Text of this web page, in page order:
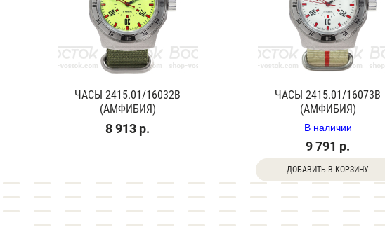
ЧАСЫ 2415.01/16032В
(АМФИБИЯ)
8 913 р.
ЧАСЫ 2415.01/16073В
(АМФИБИЯ)
В наличии
9 791 р.
ДОБАВИТЬ В КОРЗИНУ